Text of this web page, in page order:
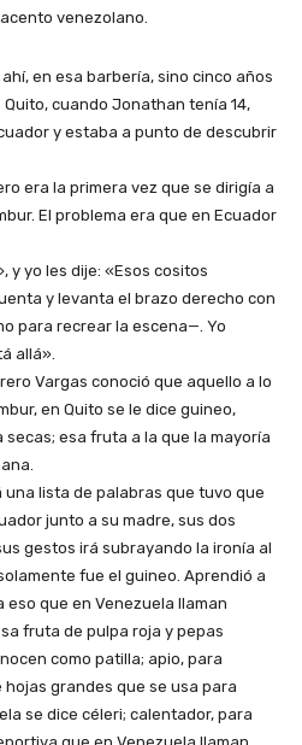
venezolano.
en esa barbería, sino cinco años
cuando Jonathan tenía 14,
y estaba a punto de descubrir
era la primera vez que se dirigía a
El problema era que en Ecuador
y yo les dije: «Esos cositos
y levanta el brazo derecho con
para recrear la escena—. Yo
allá».
Vargas conoció que aquello a lo
en Quito se le dice guineo,
esa fruta a la que la mayoría
lista de palabras que tuvo que
junto a su madre, sus dos
gestos irá subrayando la ironía al
fue el guineo. Aprendió a
que en Venezuela llaman
fruta de pulpa roja y pepas
como patilla; apio, para
grandes que se usa para
se dice céleri; calentador, para